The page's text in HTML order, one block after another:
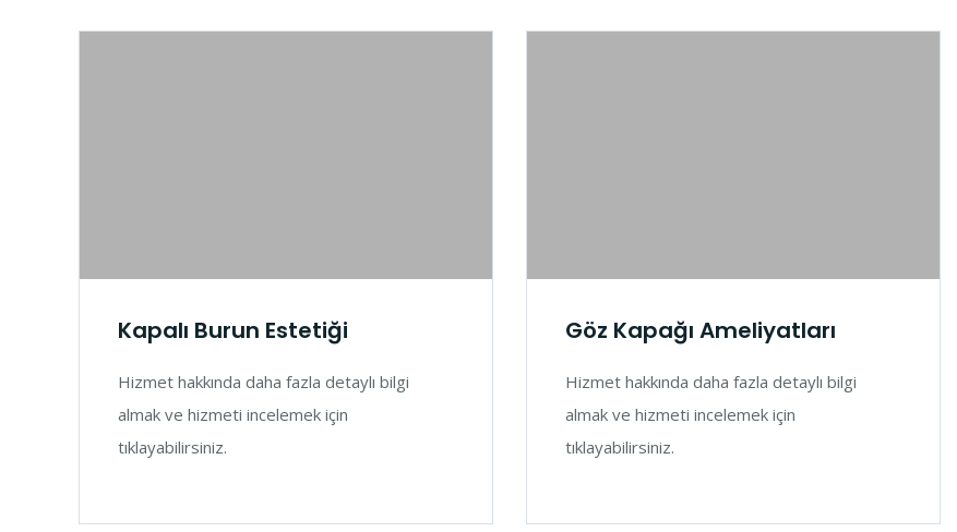
Kapalı Burun Estetiği
Hizmet hakkında daha fazla detaylı bilgi
almak ve hizmeti incelemek için
tıklayabilirsiniz.
Göz Kapağı Ameliyatları
Hizmet hakkında daha fazla detaylı bilgi
almak ve hizmeti incelemek için
tıklayabilirsiniz.